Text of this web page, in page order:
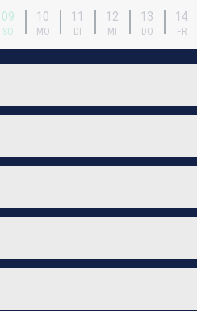
09
SO
10
MO
11
DI
12
MI
13
DO
14
FR